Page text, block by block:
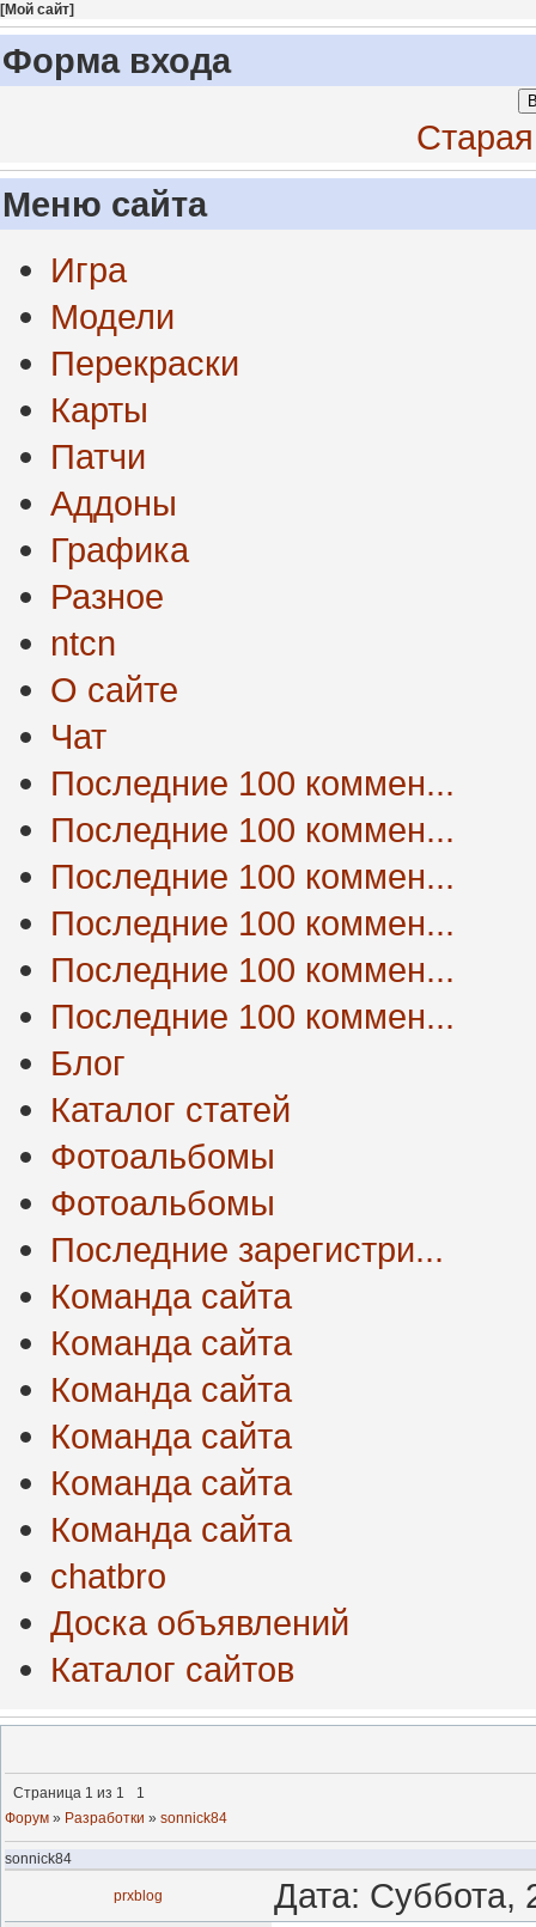
[Мой сайт]
Форма входа
Меню сайта
Игра
Модели
Перекраски
Карты
Патчи
Аддоны
Графика
Разное
ntcn
О сайте
Чат
Последние 100 коммен...
Последние 100 коммен...
Последние 100 коммен...
Последние 100 коммен...
Последние 100 коммен...
Последние 100 коммен...
Блог
Каталог статей
Фотоальбомы
Фотоальбомы
Последние зарегистри...
Команда сайта
Команда сайта
Команда сайта
Команда сайта
Команда сайта
Команда сайта
chatbro
Доска объявлений
Каталог сайтов
Страница 1 из 1
1
Форум » Разработки » sonnick84
sonnick84
prxblog Дата: